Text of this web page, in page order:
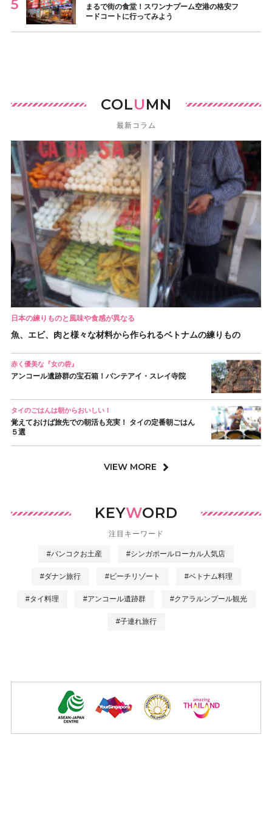
まるで街の食堂！スワンナプーム空港の格安フ
ードコートに行ってみよう
COLUMN
最新コラム
日本の練りものと風味や食感が異なる
魚、エビ、肉と様々な材料から作られるベトナムの練りもの
赤く優美な『女の砦』
アンコール遺跡群の宝石箱！バンテアイ・スレイ寺院
タイのごはんは朝からおいしい！
覚えておけば旅先での朝活も充実！ タイの定番朝ごはん
５選
VIEW MORE
KEYWORD
注目キーワード
#バンコクお土産 #シンガポールローカル人気店
#ダナン旅行 #ビーチリゾート #ベトナム料理
#タイ料理 #アンコール遺跡群 #クアラルンプール観光
#子連れ旅行